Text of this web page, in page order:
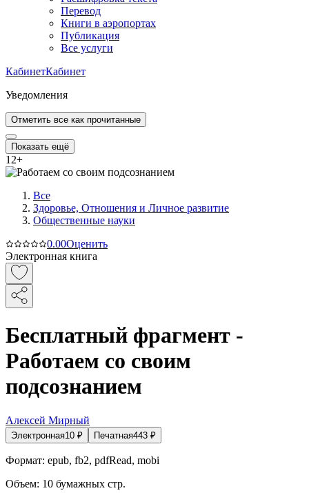
Перевод
Книги в аэропортах
Публикация
Все услуги
КабинетКабинет
Уведомления
Отметить все как прочитанные
Показать ещё
12+
Все
Здоровье, Отношения и Личное развитие
Общественные науки
0.00Оценить
Электронная книга
Бесплатный фрагмент -
Работаем со своим
подсознанием
Алексей Мирный
Электронная10 ₽ Печатная443 ₽
Формат: epub, fb2, pdfRead, mobi
Объем: 10 бумажных стр.